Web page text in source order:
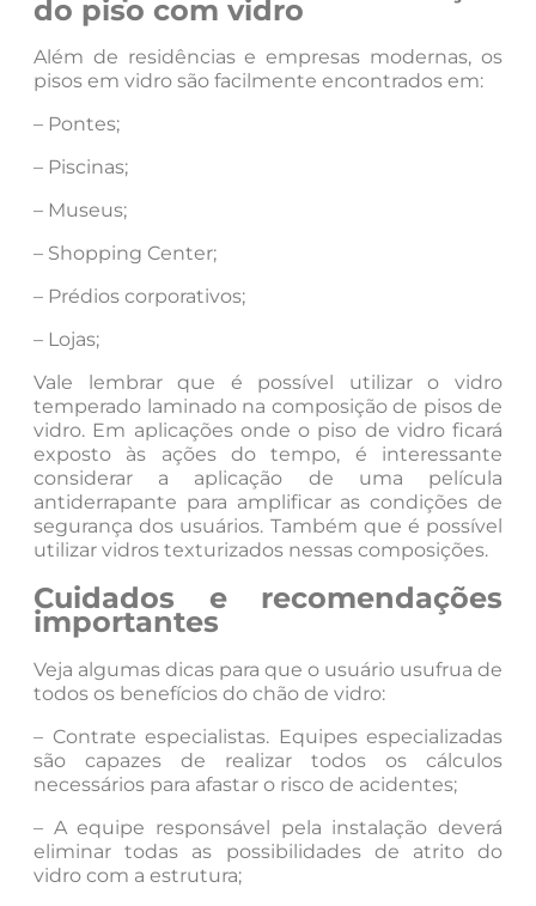
do piso com vidro
Além de residências e empresas modernas, os
pisos em vidro são facilmente encontrados em:
– Pontes;
– Piscinas;
– Museus;
– Shopping Center;
– Prédios corporativos;
– Lojas;
Vale lembrar que é possível utilizar o vidro
temperado laminado na composição de pisos de
vidro. Em aplicações onde o piso de vidro ficará
exposto às ações do tempo, é interessante
considerar a aplicação de uma película
antiderrapante para amplificar as condições de
segurança dos usuários. Também que é possível
utilizar vidros texturizados nessas composições.
Cuidados e recomendações
importantes
Veja algumas dicas para que o usuário usufrua de
todos os benefícios do chão de vidro:
– Contrate especialistas. Equipes especializadas
são capazes de realizar todos os cálculos
necessários para afastar o risco de acidentes;
– A equipe responsável pela instalação deverá
eliminar todas as possibilidades de atrito do
vidro com a estrutura;